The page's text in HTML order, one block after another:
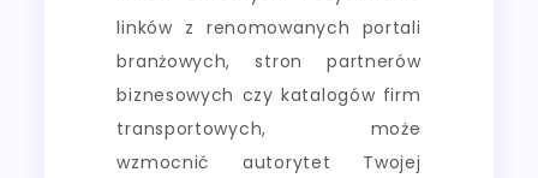
linków z renomowanych portali
branżowych, stron partnerów
biznesowych czy katalogów firm
transportowych, może
wzmocnić autorytet Twojej